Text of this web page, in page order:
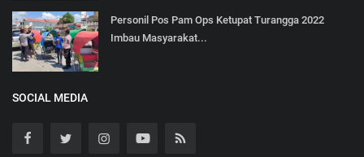
Personil Pos Pam Ops Ketupat Turangga 2022
Imbau Masyarakat...
SOCIAL MEDIA